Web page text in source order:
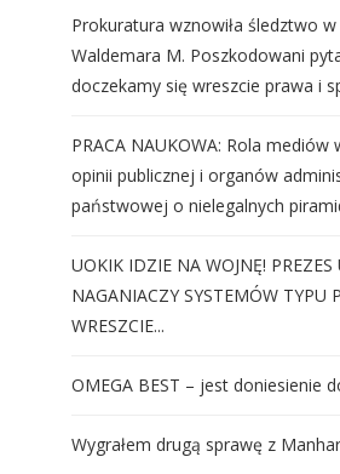
człowiek zatrudniony u kogoś
2 sierpnia 2026
Prokuratura wznowiła śledztwo
Waldemara M. Poszkodowani
doczekamy się wreszcie prawa i
PRACA NAUKOWA: Rola
opinii publicznej i organów
państwowej o nielegalnych
UOKIK IDZIE NA WOJNĘ! PREZES
NAGANIACZY SYSTEMÓW TYPU
WRESZCIE...
OMEGA BEST – jest doniesienie
Wygrałem drugą sprawę z